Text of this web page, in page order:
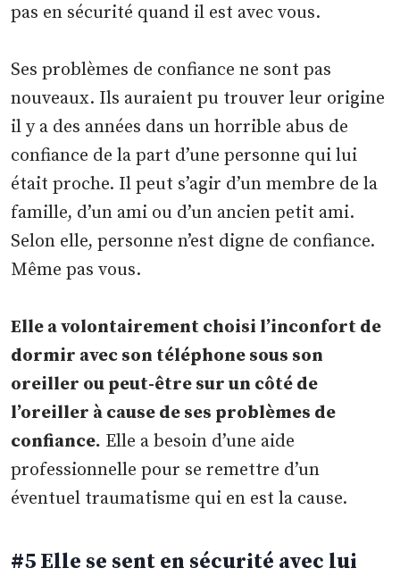
pas en sécurité quand il est avec vous.
Ses problèmes de confiance ne sont pas
nouveaux. Ils auraient pu trouver leur origine
il y a des années dans un horrible abus de
confiance de la part d’une personne qui lui
était proche. Il peut s’agir d’un membre de la
famille, d’un ami ou d’un ancien petit ami.
Selon elle, personne n’est digne de confiance.
Même pas vous.
Elle a volontairement choisi l’inconfort de
dormir avec son téléphone sous son
oreiller ou peut-être sur un côté de
l’oreiller à cause de ses problèmes de
confiance. Elle a besoin d’une aide
professionnelle pour se remettre d’un
éventuel traumatisme qui en est la cause.
#5 Elle se sent en sécurité avec lui